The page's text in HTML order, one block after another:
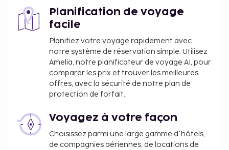
taxe et sont soumis à modification.
La piscine est ouverte entre mai et octobre.
Piscine accessible de 15 h 00 à 20 h 00.
Heures d'ouverture des sources thermales : de
15 h 00 à 20 h 00.
Planification de voyage
facile
Planifiez votre voyage rapidement avec
notre système de réservation simple. Utilisez
Amelia, notre planificateur de voyage AI, pour
comparer les prix et trouver les meilleures
offres, avec la sécurité de notre plan de
protection de forfait.
Voyagez à votre façon
Choisissez parmi une large gamme d'hôtels,
de compagnies aériennes, de locations de